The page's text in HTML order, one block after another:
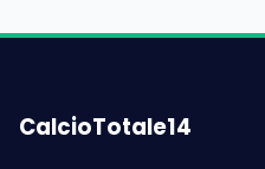
CalcioTotale14